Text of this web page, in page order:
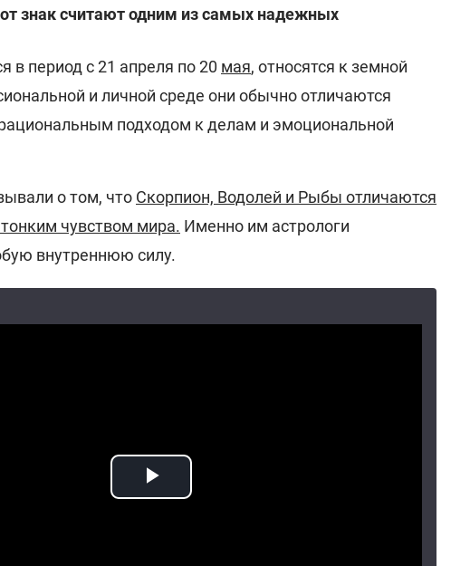
знак считают одним из самых надежных
в период с 21 апреля по 20 мая, относятся к земной
и личной среде они обычно отличаются
подходом к делам и эмоциональной
о том, что Скорпион, Водолей и Рыбы отличаются
чувством мира. Именно им астрологи
внутреннюю силу.